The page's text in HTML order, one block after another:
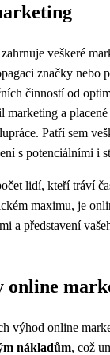
veškeré
značky nebo
činností od
marketing a
Patří sem
s potenciálními i
lidí, kteří tráví
maximu, je
a představení
online
výhod online
nákladům, což